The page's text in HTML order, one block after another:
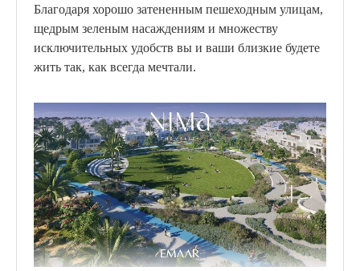
Благодаря хорошо затененным пешеходным улицам,
щедрым зеленым насаждениям и множеству
исключительных удобств вы и ваши близкие будете
жить так, как всегда мечтали.